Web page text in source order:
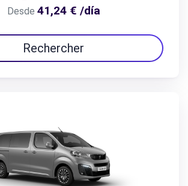
Desde 41,24 € /día
Rechercher